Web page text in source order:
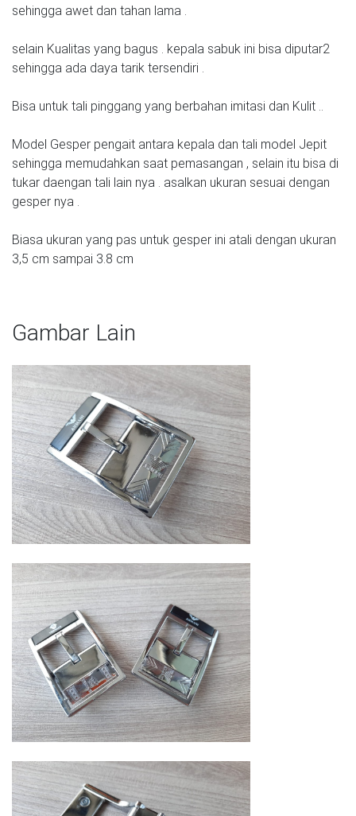
sehingga awet dan tahan lama .
selain Kualitas yang bagus . kepala sabuk ini bisa diputar2
sehingga ada daya tarik tersendiri .
Bisa untuk tali pinggang yang berbahan imitasi dan Kulit ..
Model Gesper pengait antara kepala dan tali model Jepit
sehingga memudahkan saat pemasangan , selain itu bisa di
tukar daengan tali lain nya . asalkan ukuran sesuai dengan
gesper nya .
Biasa ukuran yang pas untuk gesper ini atali dengan ukuran
3,5 cm sampai 3.8 cm
Gambar Lain